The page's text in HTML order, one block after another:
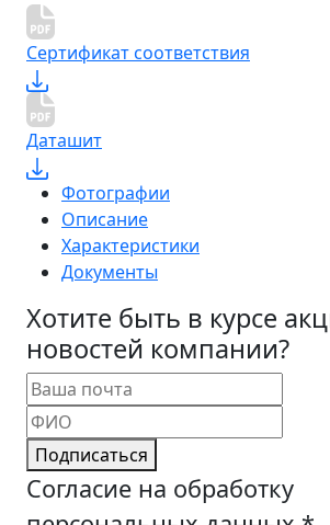
Сертификат соответствия
Даташит
Фотографии
Описание
Характеристики
Документы
Хотите быть в курсе
новостей компании?
Подписаться
Согласие на обработку